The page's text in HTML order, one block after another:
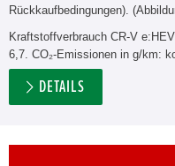
Rückkaufbedingungen).
Kraftstoffverbrauch CR-V
6,7. CO₂-Emissionen in g/km:
DETAILS